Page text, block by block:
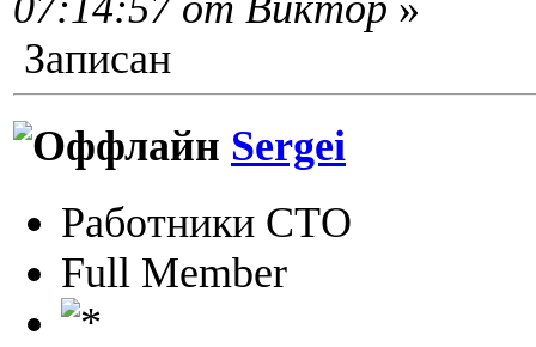
Записан
Sergei
Работники СТО
Full Member